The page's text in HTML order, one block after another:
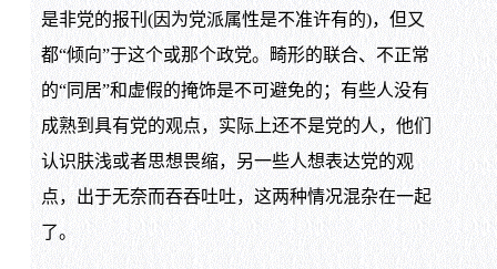
是非党的报刊(因为党派属性是不准许有的)，但又
都“倾向”于这个或那个政党。畸形的联合、不正常
的“同居”和虚假的掩饰是不可避免的；有些人没有
成熟到具有党的观点，实际上还不是党的人，他们
认识肤浅或者思想畏缩，另一些人想表达党的观
点，出于无奈而吞吞吐吐，这两种情况混杂在一起
了。